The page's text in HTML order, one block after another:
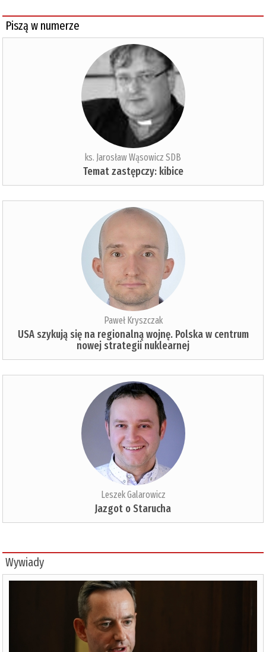
Piszą w numerze
ks. Jarosław Wąsowicz SDB
Temat zastępczy: kibice
Paweł Kryszczak
USA szykują się na regionalną wojnę. Polska w centrum
nowej strategii nuklearnej
Leszek Galarowicz
Jazgot o Starucha
Wywiady